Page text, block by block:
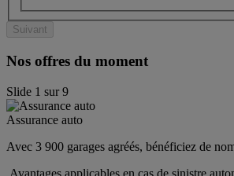
Suivant
Nos offres du moment
Slide 1 sur9
Assurance auto
Avec 3 900 garages agréés, bénéficiez de
Avantages applicables en cas de sinistre